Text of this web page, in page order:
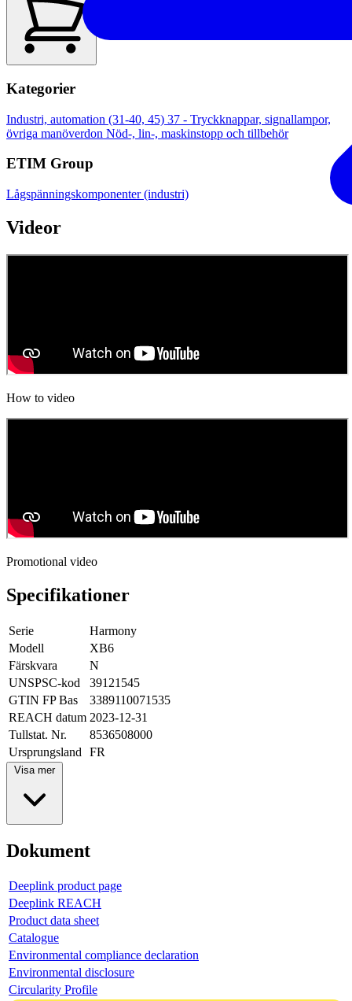
Kategorier
Industri, automation (31-40, 45) 37 - Tryckknappar, signallampor,
övriga manöverdon Nöd-, lin-, maskinstopp och tillbehör
ETIM Group
Lågspänningskomponenter (industri)
Videor
How to video
Promotional video
Specifikationer
Serie
Harmony
Modell
XB6
Färskvara
N
UNSPSC-kod
39121545
GTIN FP Bas
3389110071535
REACH datum 2023-12-31
Tullstat. Nr.
8536508000
Ursprungsland
FR
Visa mer
Dokument
Deeplink product page
Deeplink REACH
Product data sheet
Catalogue
Environmental compliance declaration
Environmental disclosure
Circularity Profile